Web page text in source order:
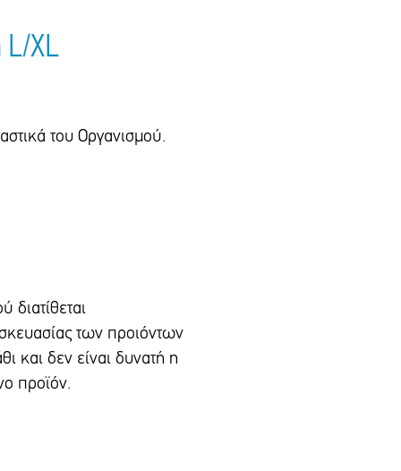
L/XL
του Οργανισμού.
διατίθεται
των προιόντων
και δεν είναι δυνατή η
προϊόν.